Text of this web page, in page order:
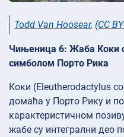
Todd Van Hoosear, (CC
Чињеница 6: Жаба Коки
симболом Порто Рика
Коки (Eleutherodactylus
домаћа у Порто Рику и
карактеристичном
жабе су интегрални део